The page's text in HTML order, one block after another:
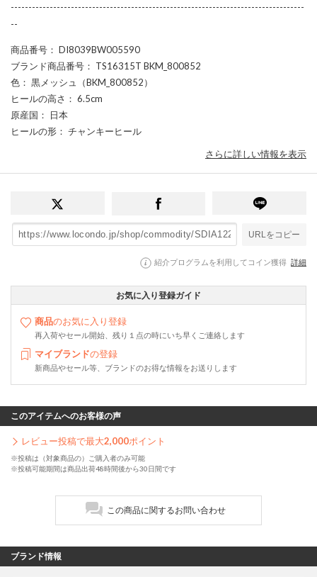
-----------------------------------------------------------------------------------
--
商品番号 ： DI8039BW005590
ブランド商品番号 ： TS16315T BKM_800852
色 ： 黒メッシュ（BKM_800852）
ヒールの高さ ： 6.5cm
原産国 ： 日本
ヒールの形 ： チャンキーヒール
さらに詳しい情報を表示
URLをコピー
紹介プログラムを利用してコイン獲得 詳細
お気に入り登録ガイド
商品のお気に入り登録
再入荷やセール開始、残り１点の時にいち早くご連絡します
マイブランドの登録
新商品やセール等、ブランドのお得な情報をお送りします
このアイテムへのお客様の声
レビュー投稿で最大2,000ポイント
※投稿は（対象商品の）ご購入者のみ可能
※投稿可能期間は商品出荷48時間後から30日間です
この商品に関するお問い合わせ
ブランド情報